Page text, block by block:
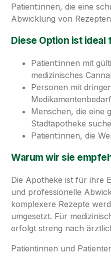
Patient:innen, die eine
Abwicklung von
Diese Option ist ideal
Patient:innen mit
medizinisches
Personen mit
Medikamentenbedarf
Menschen, die eine
Stadtapotheke
Patient:innen, die
Warum wir sie
Die Apotheke ist für ihre
und professionelle
komplexere Rezepte
umgesetzt. Für
erfolgt streng nach
Patientinnen und